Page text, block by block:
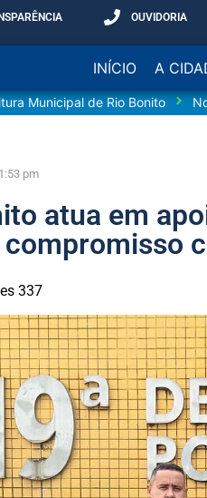
OUVIDORIA
INÍCIO A
Municipal de Rio Bonito
1:53 pm
atua em
337